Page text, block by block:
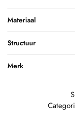
Materiaal
Structuur
Merk